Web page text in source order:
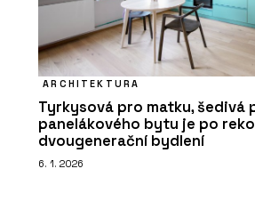
ARCHITEKTURA
Tyrkysová pro matku, šedivá
panelákového bytu je po
dvougenerační bydlení
6. 1. 2026